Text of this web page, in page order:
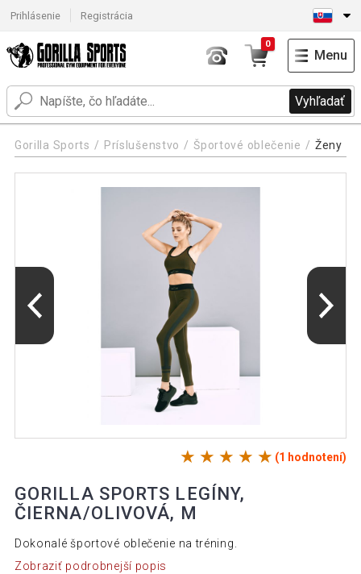
Prihlásenie Registrácia
Vyhľadať
0
Menu
Gorilla Sports Príslušenstvo Športové oblečenie Ženy
(1 hodnotení)
GORILLA SPORTS LEGÍNY,
ČIERNA/OLIVOVÁ, M
Dokonalé športové oblečenie na tréning.
Zobraziť podrobnejší popis